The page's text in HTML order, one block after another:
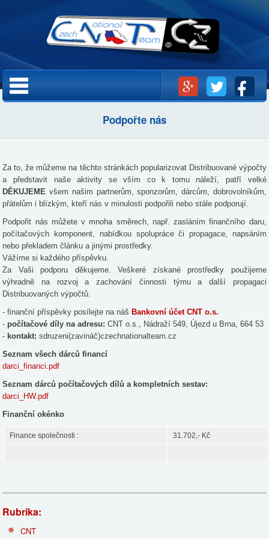
hlavnímu
obsahu
Hlavní menu
Podpořte nás
Za to, že můžeme na těchto stránkách popularizovat Distribuované výpočty
a představit naše aktivity se vším co k tomu náleží, patří velké
DĚKUJEME všem našim partnerům, sponzorům, dárcům, dobrovolníkům,
přátelům i blízkým, kteří nás v minulosti podpořili nebo stále podporují.
Podpořit nás můžete v mnoha směrech, např. zasláním finančního daru,
počítačových komponent, nabídkou spolupráce či propagace, napsáním
nebo překladem článku a jinými prostředky.
Vážíme si každého příspěvku.
Za Vaši podporu děkujeme. Veškeré získané prostředky použijeme
výhradně na rozvoj a zachování činnosti týmu a další propagaci
Distribuovaných výpočtů.
- finanční příspěvky posílejte na náš Bankovní účet CNT o.s.
- počítačové díly na adresu: CNT o.s., Nádraží 549, Újezd u Brna, 664 53
- kontakt: sdruzeni(zavináč)czechnationalteam.cz
Seznam všech dárců financí
darci_financi.pdf
Seznam dárců počítačových dílů a kompletních sestav:
darci_HW.pdf
Finanční okénko
Finance společnosti : 31.702,- Kč
Rubrika:
CNT